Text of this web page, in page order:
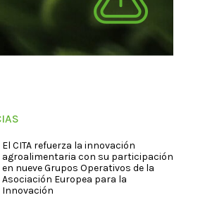
El CITA refuerza la innovación
agroalimentaria con su participación
en nueve Grupos Operativos de la
Asociación Europea para la
Innovación